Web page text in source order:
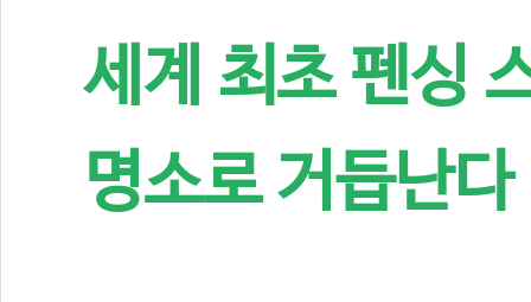
세계 최초 펜싱
명소로 거듭난다